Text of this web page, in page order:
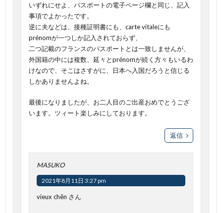
いずれにせよ、パスポートの電子ページ欄と同じ、記入
事項でよかったです。
逆に夫などは、接種証明書にも、carte vitaleにも
prénomが一つしか記入されておらず、
二つ記載のフランスのパスポートとは一致しませんが、
外国籍の中には複数、延々とprénomが続く方々もいるわ
けなので、そこはさすがに、日本へ入国だろうと信じる
しかありませんよね。
最後になりましたが、お二人目のご出産おめでとうござ
います。ツィート楽しみにしております。
返信
MASUKO
2021年8月11日 3:27 pm
vieux chên さん